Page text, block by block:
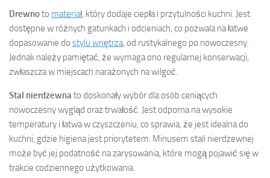
Drewnoto materiał, który dodaje ciepła i przytulności kuchni. Jest
dostępne w różnych gatunkach i odcieniach, co pozwala na łatwe
dopasowanie do stylu wnętrza, od rustykalnego po nowoczesny.
Jednak należy pamiętać, że wymaga ono regularnej konserwacji,
zwłaszcza w miejscach narażonych na wilgoć.
Stal nierdzewnato doskonały wybór dla osób ceniących
nowoczesny wygląd oraz trwałość. Jest odporna na wysokie
temperatury i łatwa w czyszczeniu, co sprawia, że jest idealna do
kuchni, gdzie higiena jest priorytetem. Minusem stali nierdzewnej
może być jej podatność na zarysowania, które mogą pojawić się w
trakcie codziennego użytkowania.